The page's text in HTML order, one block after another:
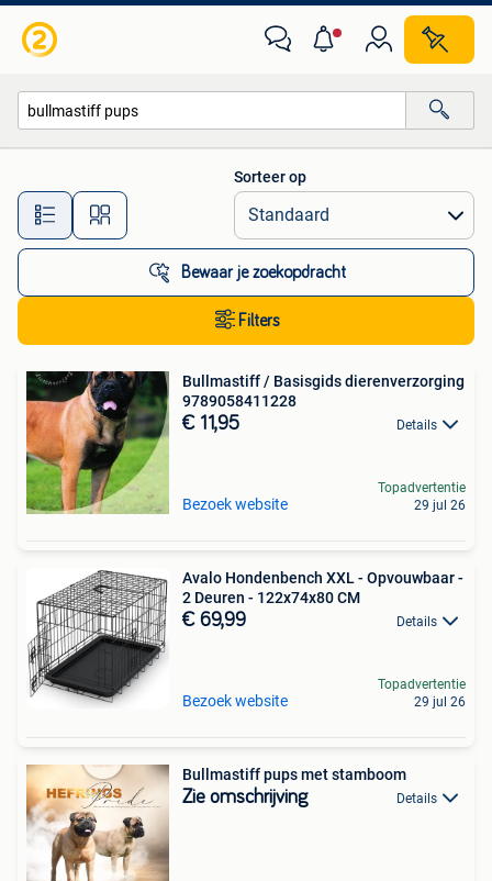
Alle afstanden…
Sorteer op
Bewaar je zoekopdracht
Filters
Bullmastiff / Basisgids dierenverzorging
9789058411228
€ 11,95 Details
Bezoek website
Topadvertentie
29 jul 26
Avalo Hondenbench XXL - Opvouwbaar -
2 Deuren - 122x74x80 CM
€ 69,99 Details
Bezoek website
Topadvertentie
29 jul 26
Bullmastiff pups met stamboom
Zie omschrijving Details